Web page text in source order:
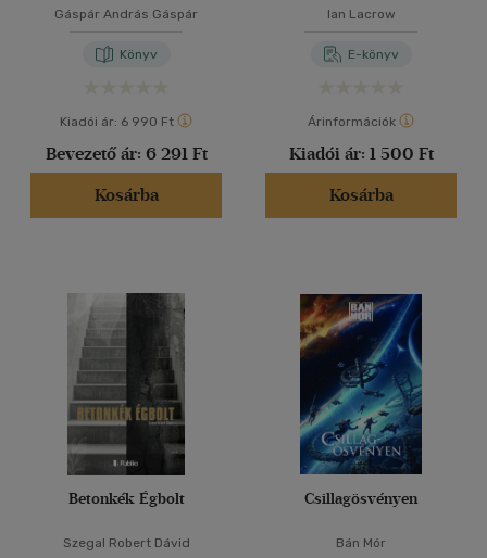
Gáspár András Gáspár
Könyv
Kiadói ár: 6 990 Ft
Bevezető ár: 6 291 Ft
Kosárba
Ian Lacrow
E-könyv
Árinformációk
Kiadói ár: 1 500 Ft
Kosárba
Betonkék Égbolt
Szegal Robert Dávid
Csillagösvényen
Bán Mór